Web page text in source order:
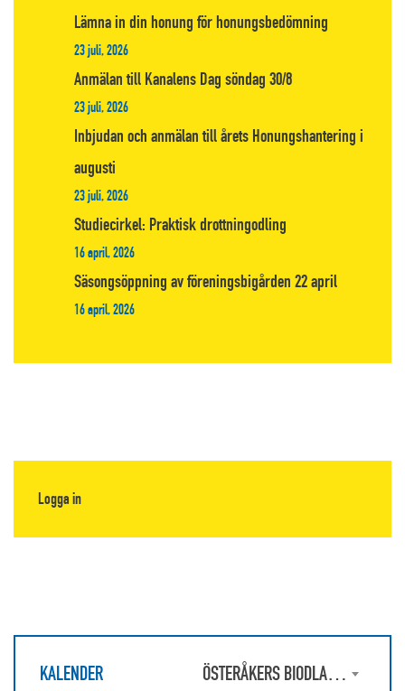
Lämna in din honung för honungsbedömning
23 juli, 2026
Anmälan till Kanalens Dag söndag 30/8
23 juli, 2026
Inbjudan och anmälan till årets Honungshantering i
augusti
23 juli, 2026
Studiecirkel: Praktisk drottningodling
16 april, 2026
Säsongsöppning av föreningsbigården 22 april
16 april, 2026
Logga in
KALENDER ÖSTERÅKERS BIODLARFÖRENING